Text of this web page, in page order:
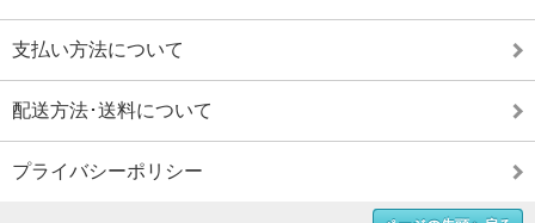
支払い方法について
配送方法･送料について
プライバシーポリシー